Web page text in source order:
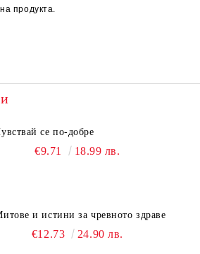
продукта.
се по-добре
€9.71 18.99 лв.
и истини за чревното здраве
€12.73 24.90 лв.